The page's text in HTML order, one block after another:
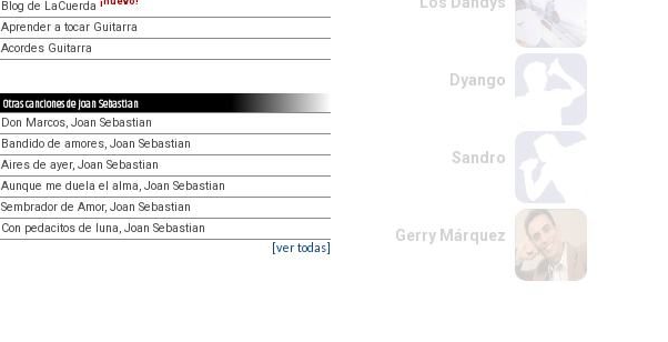
Blog de LaCuerda
Aprender a tocar Guitarra
Acordes Guitarra
Otras canciones de Joan Sebastian
Don Marcos, Joan Sebastian
Bandido de amores, Joan Sebastian
Aires de ayer, Joan Sebastian
Aunque me duela el alma, Joan Sebastian
Sembrador de Amor, Joan Sebastian
Con pedacitos de luna, Joan Sebastian
[ver todas]
Dyango
Sandro
Gerry Márquez